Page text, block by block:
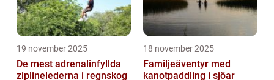
19 november 2025
De mest adrenalinfyllda
ziplinelederna i regnskog
18 november 2025
Familjeäventyr med
kanotpaddling i sjöar